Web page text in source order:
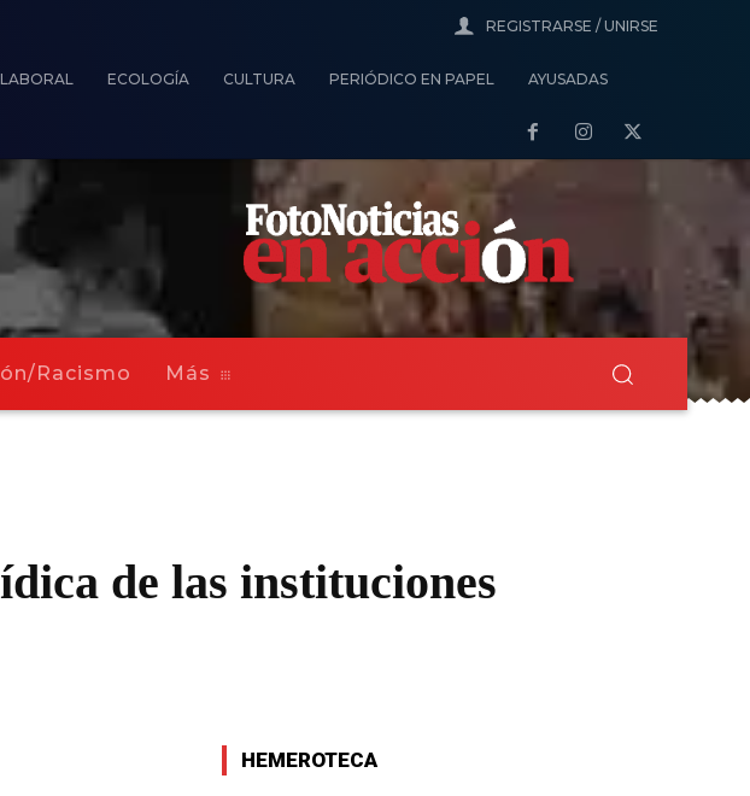
REGISTRARSE / UNIRSE
LABORAL ECOLOGÍA CULTURA PERIÓDICO EN PAPEL AYUSADAS
Racismo Más
de las instituciones
HEMEROTECA